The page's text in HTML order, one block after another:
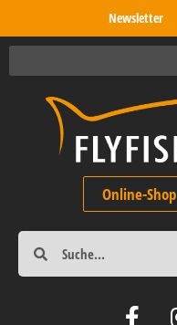
Newsletter
Online-Shop